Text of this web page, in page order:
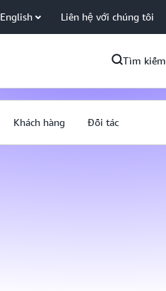
English Liên hệ với chúng tôi
Tìm kiếm
Khách hàng Đối tác